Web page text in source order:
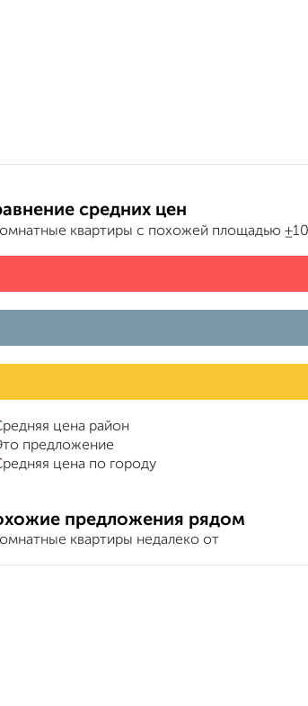
средних цен
квартиры с похожей площадью
цена район
предложение
цена по городу
предложения рядом
квартиры недалеко от